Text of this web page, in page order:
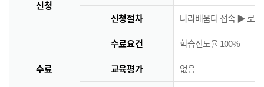
신청
신청절차 나라배움터 접속 ▶ 로그
수료
수료요건 학습진도율 100%
교육평가 없음